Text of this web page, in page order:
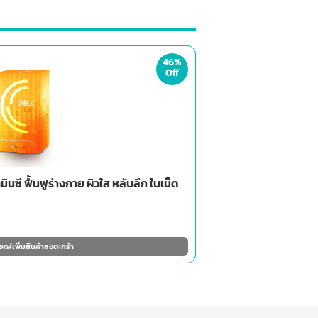
นซี ฟื้นฟูร่างกาย ผิวใส หลับลึก ในเม็ด
46%
Off
ด/เพิ่มสินค้าลงตะกร้า